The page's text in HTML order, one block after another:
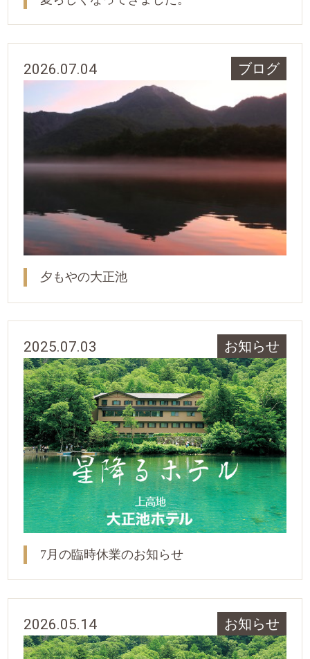
2026.07.04 ブログ
夕もやの大正池
2025.07.03 お知らせ
7月の臨時休業のお知らせ
2026.05.14 お知らせ